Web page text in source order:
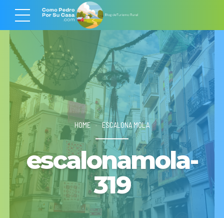
HOME ESCALONA MOLA
escalonamola-
319